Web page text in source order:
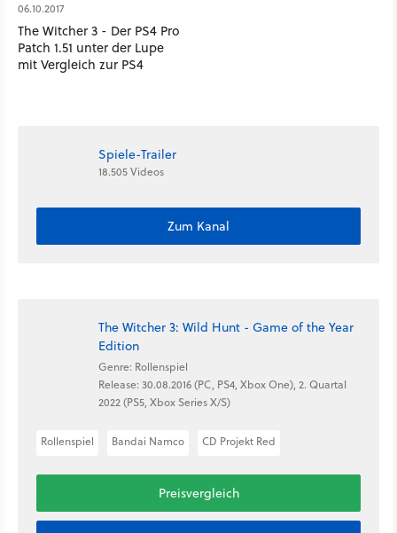
06.10.2017
The Witcher 3 - Der PS4 Pro
Patch 1.51 unter der Lupe
mit Vergleich zur PS4
Spiele-Trailer
18.505 Videos
Zum Kanal
The Witcher 3: Wild Hunt - Game of the Year
Edition
Genre: Rollenspiel
Release: 30.08.2016 (PC, PS4, Xbox One), 2. Quartal
2022 (PS5, Xbox Series X/S)
Rollenspiel Bandai Namco CD Projekt Red
Preisvergleich